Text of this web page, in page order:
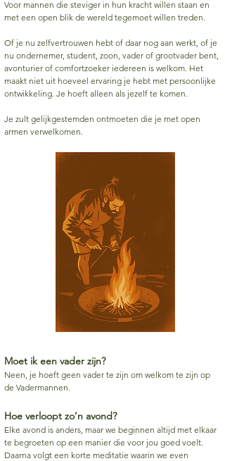
Voor mannen die steviger in hun kracht willen staan en
met een open blik de wereld tegemoet willen treden.
Of je nu zelfvertrouwen hebt of daar nog aan werkt, of je
nu ondernemer, student, zoon, vader of grootvader bent,
avonturier of comfortzoeker iedereen is welkom. Het
maakt niet uit hoeveel ervaring je hebt met persoonlijke
ontwikkeling. Je hoeft alleen als jezelf te komen.
Je zult gelijkgestemden ontmoeten die je met open
armen verwelkomen.
Moet ik een vader zijn?
Neen, je hoeft geen vader te zijn om welkom te zijn op
de Vadermannen.
Hoe verloopt zo’n avond?
Elke avond is anders, maar we beginnen altijd met elkaar
te begroeten op een manier die voor jou goed voelt.
Daarna volgt een korte meditatie waarin we even